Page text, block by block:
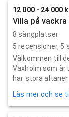
12 000 - 24 000
Villa på vackra
8 sängplatser
5 recensioner, 5
Välkommen till
Vaxholm som är
har stora altaner
Läs mer och se